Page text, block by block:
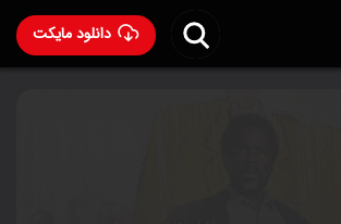
دانلود مایکت